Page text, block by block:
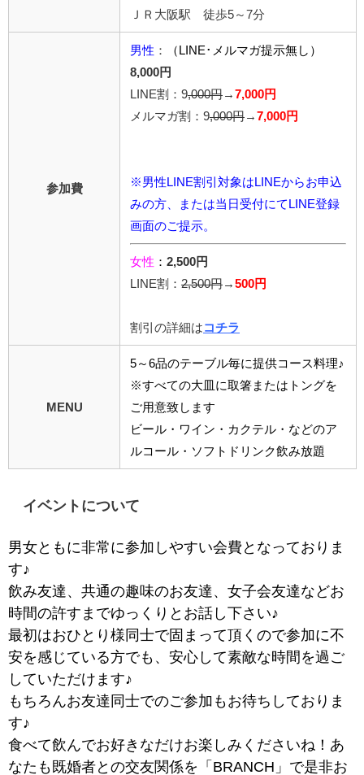
ＪＲ大阪駅 徒歩5～7分
参加費
男性 ：
（LINE･メルマガ提示無し）
8,000円
LINE割：9,000円 → 7,000円
メルマガ割：9,000円 → 7,000円
※男性LINE割引対象はLINEからお申込
みの方、または当日受付にてLINE登録
画面のご提示。
女性 ： 2,500円
LINE割： 2,500円 → 500円
割引の詳細は コチラ
MENU
5～6品のテーブル毎に提供コース料理♪
※すべての大皿に取箸またはトングを
ご用意致します
ビール・ワイン・カクテル・などのア
ルコール・ソフトドリンク飲み放題
イベントについて
男女ともに非常に参加しやすい会費となっておりま
す♪
飲み友達、共通の趣味のお友達、女子会友達などお
時間の許すまでゆっくりとお話し下さい♪
最初はおひとり様同士で固まって頂くので参加に不
安を感じている方でも、安心して素敵な時間を過ご
していただけます♪
もちろんお友達同士でのご参加もお待ちしておりま
す♪
食べて飲んでお好きなだけお楽しみくださいね！あ
なたも既婚者との交友関係を「BRANCH」で是非お